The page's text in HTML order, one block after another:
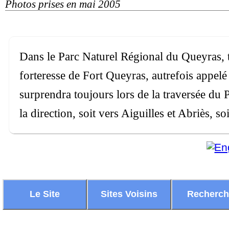
Photos prises en mai 2005
Dans le Parc Naturel Régional du
forteresse de Fort Queyras, autrefois
surprendra toujours lors de la traversée du
la direction, soit vers Aiguilles et Abriès,
Le Site Sites Voisins